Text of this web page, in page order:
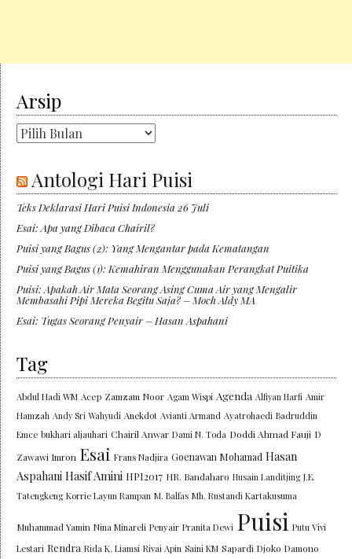
Arsip
Arsip
Antologi Hari Puisi
Teks Deklarasi Hari Puisi Indonesia 26 Juli
Esai: Apa yang Dibaca Chairil?
Puisi yang Bagus (2): Yang Mengantar pada Kematangan
Puisi yang Bagus (1): Kemahiran Menggunakan Perangkat Puitika
Puisi: Apakah Air Mata Seorang Asing Cuma Air yang Mengalir
Membasahi Pipi Mereka Begitu Saja? – Moch Aldy MA
Esai: Tugas Seorang Penyair – Hasan Aspahani
Tag
Abdul Hadi WM Acep Zamzam Noor Agam Wispi Agenda Alfiyan Harfi Amir
Hamzah Andy Sri Wahyudi Anekdot Avianti Armand Ayatrohaedi Badruddin
Emce bukhari aljauhari Chairil Anwar Dami N. Toda Doddi Ahmad Fauji D
Zawawi Imron Esai Frans Nadjira Goenawan Mohamad Hasan
Aspahani Hasif Amini HPI2017 HR. Bandaharo Husain Landitjing J.E.
Tatengkeng Korrie Layun Rampan M. Balfas Mh. Rustandi Kartakusuma
Muhammad Yamin Nina Minareli Penyair Pranita Dewi Puisi Putu Vivi
Lestari Rendra Rida K. Liamsi Rivai Apin Saini KM Sapardi Djoko Damono